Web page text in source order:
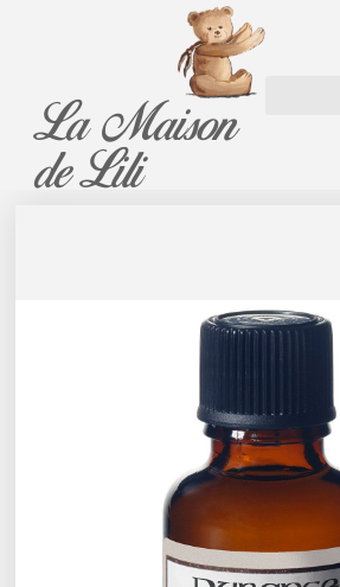
La Maison
de Lili